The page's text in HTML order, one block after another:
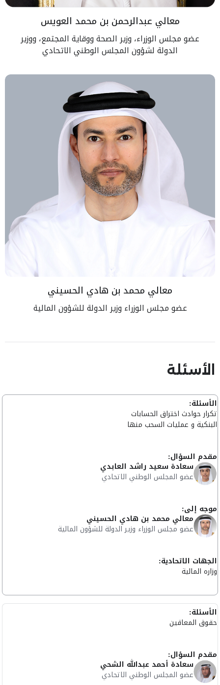
معالي عبدالرحمن بن محمد العويس
عضو مجلس الوزراء، وزير الصحة ووقاية المجتمع، ووزير
الدولة لشؤون المجلس الوطني الاتحادي
معالي محمد بن هادي الحسيني
عضو مجلس الوزراء وزير الدولة للشؤون المالية
الأسئلة
الأسئلة:
تكرار حوادث اختراق الحسابات
البنكية و عمليات السحب منها
مقدم السؤال:
سعادة سعيد راشد العابدي
عضو المجلس الوطني الاتحادي
موجه إلى:
معالي محمد بن هادي الحسيني
عضو مجلس الوزراء وزير الدولة للشؤون المالية
الجهات الاتحادية:
وزاره المالية
الأسئلة:
حقوق المعاقين
مقدم السؤال:
سعادة أحمد عبدالله الشحي
عضو المجلس الوطني الاتحادي